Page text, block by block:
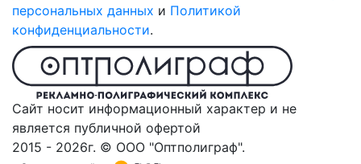
персональных данных и Политикой
конфиденциальности.
Сайт носит информационный характер и не
является публичной офертой
2015 - 2026г. © ООО "Оптполиграф".